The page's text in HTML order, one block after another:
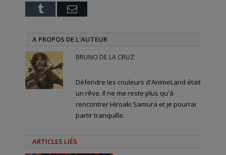
Tumblr Email
A PROPOS DE L'AUTEUR
BRUNO DE LA CRUZ
Défendre les couleurs d'AnimeLand était
un rêve. Il ne me reste plus qu'à
rencontrer Hiroaki Samura et je pourrai
partir tranquille.
ARTICLES LIÉS